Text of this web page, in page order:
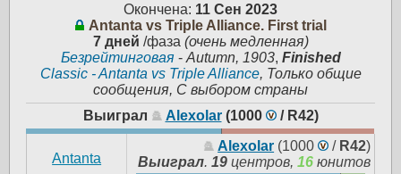
Окончена: 11 Сен 2023
Antanta vs Triple Alliance. First trial
7 дней /фаза (очень медленная)
Безрейтинговая- Autumn, 1903, Finished
Classic - Antanta vs Triple Alliance, Только общие
сообщения, С выбором страны
Выиграл
Alexolar (1000 / R42)
Antanta
Alexolar (1000 / R42)
Выиграл.19 центров,16 юнитов